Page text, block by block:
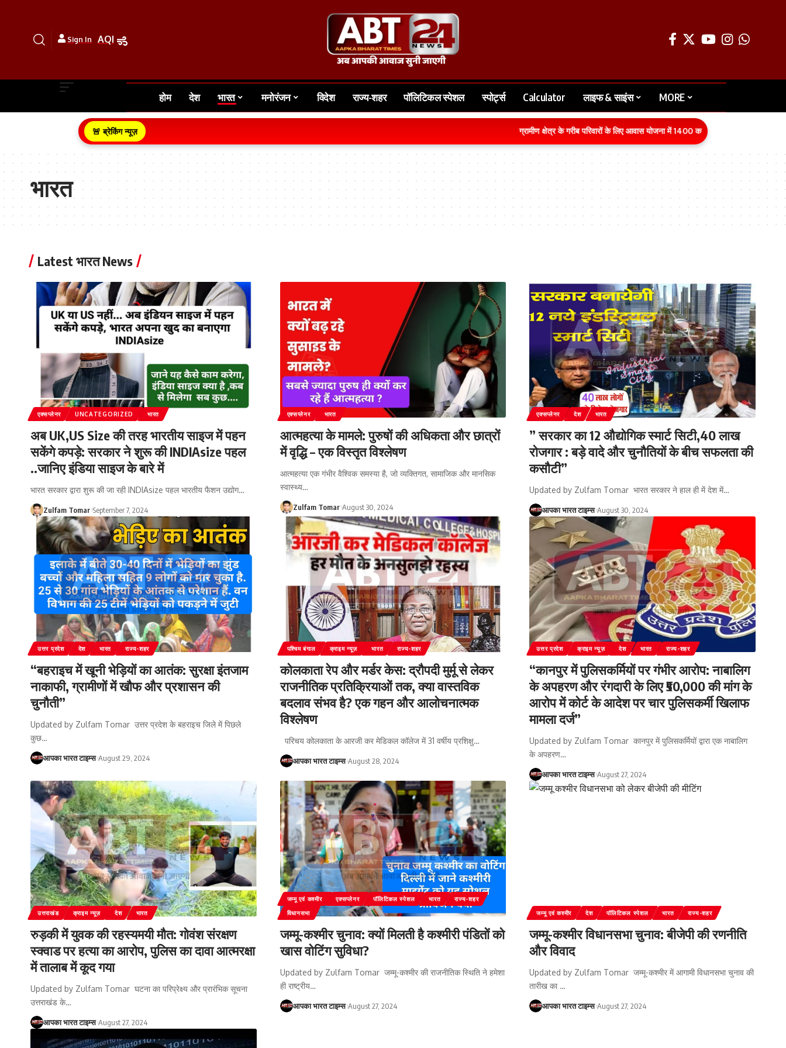
Sign In AQI
होम देश भारत मनोरंजन विदेश राज्य-शहर पॉलिटिकल स्पेशल स्पोर्ट्स Calculator लाइफ & साइंस MORE
🚨 ब्रेकिंग न्यूज़ ग्रामीण क्षेत्र के गरीब परिवारों के लिए आवास योजना में 1400 करोड़ रुपये का बजट वित्तीय वर्ष 2026-
भारत
Latest भारत News
एक्सप्लेनर UNCATEGORIZED भारत
अब UK,US Size की तरह भारतीय साइज में पहन
सकेंगे कपड़े: सरकार ने शुरू की INDIAsize पहल
..जानिए इंडिया साइज के बारे में
भारत सरकार द्वारा शुरू की जा रही INDIAsize पहल भारतीय फैशन उद्योग…
Zulfam Tomar September 7, 2024
एक्सप्लेनर भारत
आत्महत्या के मामले: पुरुषों की अधिकता और छात्रों
में वृद्धि – एक विस्तृत विश्लेषण
आत्महत्या एक गंभीर वैश्विक समस्या है, जो व्यक्तिगत, सामाजिक और मानसिक
स्वास्थ्य…
Zulfam Tomar August 30, 2024
एक्सप्लेनर देश भारत
” सरकार का 12 औद्योगिक स्मार्ट सिटी,40 लाख
रोजगार : बड़े वादे और चुनौतियों के बीच सफलता की
कसौटी”
Updated by Zulfam Tomar भारत सरकार ने हाल ही में देश में…
आपका भारत टाइम्स August 30, 2024
उत्तर प्रदेश देश भारत राज्य-शहर
“बहराइच में खूनी भेड़ियों का आतंक: सुरक्षा इंतजाम
नाकाफी, ग्रामीणों में खौफ और प्रशासन की
चुनौती”
Updated by Zulfam Tomar उत्तर प्रदेश के बहराइच जिले में पिछले
कुछ…
आपका भारत टाइम्स August 29, 2024
पश्चिम बंगाल क्राइम न्यूज़ भारत राज्य-शहर
कोलकाता रेप और मर्डर केस: द्रौपदी मुर्मू से लेकर
राजनीतिक प्रतिक्रियाओं तक, क्या वास्तविक
बदलाव संभव है? एक गहन और आलोचनात्मक
विश्लेषण
परिचय कोलकाता के आरजी कर मेडिकल कॉलेज में 31 वर्षीय प्रशिक्षु…
आपका भारत टाइम्स August 28, 2024
उत्तर प्रदेश क्राइम न्यूज़ देश भारत राज्य-शहर
“कानपुर में पुलिसकर्मियों पर गंभीर आरोप: नाबालिग
के अपहरण और रंगदारी के लिए ₹50,000 की मांग के
आरोप में कोर्ट के आदेश पर चार पुलिसकर्मी खिलाफ
मामला दर्ज”
Updated by Zulfam Tomar कानपुर में पुलिसकर्मियों द्वारा एक नाबालिग
के अपहरण…
आपका भारत टाइम्स August 27, 2024
उत्तराखंड क्राइम न्यूज़ देश भारत
रुड़की में युवक की रहस्यमयी मौत: गोवंश संरक्षण
स्क्वाड पर हत्या का आरोप, पुलिस का दावा आत्मरक्षा
में तालाब में कूद गया
Updated by Zulfam Tomar घटना का परिप्रेक्ष्य और प्रारंभिक सूचना
उत्तराखंड के…
आपका भारत टाइम्स August 27, 2024
जम्‍मू एवं कश्‍मीर एक्सप्लेनर पॉलिटिकल स्पेशल भारत
राज्य-शहर
विधानसभा
जम्मू-कश्मीर चुनाव: क्यों मिलती है कश्मीरी पंडितों को
खास वोटिंग सुविधा?
Updated by Zulfam Tomar जम्मू-कश्मीर की राजनीतिक स्थिति ने हमेशा
ही राष्ट्रीय…
आपका भारत टाइम्स August 27, 2024
जम्‍मू एवं कश्‍मीर देश पॉलिटिकल स्पेशल भारत राज्य-शहर
जम्मू-कश्मीर विधानसभा चुनाव: बीजेपी की रणनीति
और विवाद
Updated by Zulfam Tomar जम्मू-कश्मीर में आगामी विधानसभा चुनाव की
तारीख का …
आपका भारत टाइम्स August 27, 2024